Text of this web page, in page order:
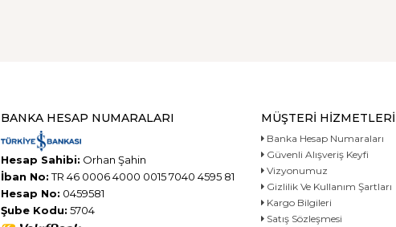
BANKA HESAP NUMARALARI
Hesap Sahibi: Orhan Şahin
İban No:TR 46 0006 4000 0015 7040 4595 81
Hesap No: 0459581
Şube Kodu: 5704
MÜŞTERI HIZMETLERI
Banka Hesap Numaraları
Güvenli Alışveriş Keyfi
Vizyonumuz
Gizlilik Ve Kullanım Şartları
Kargo Bilgileri
Satış Sözleşmesi